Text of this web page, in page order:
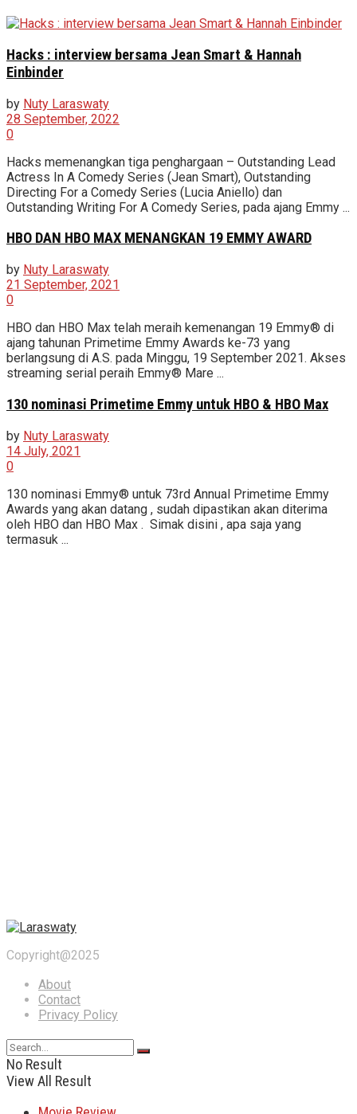
Hacks : interview bersama Jean Smart & Hannah
Einbinder
by Nuty Laraswaty
28 September, 2022
0
Hacks memenangkan tiga penghargaan – Outstanding Lead
Actress In A Comedy Series (Jean Smart), Outstanding
Directing For a Comedy Series (Lucia Aniello) dan
Outstanding Writing For A Comedy Series, pada ajang Emmy ...
HBO DAN HBO MAX MENANGKAN 19 EMMY AWARD
by Nuty Laraswaty
21 September, 2021
0
HBO dan HBO Max telah meraih kemenangan 19 Emmy® di
ajang tahunan Primetime Emmy Awards ke-73 yang
berlangsung di A.S. pada Minggu, 19 September 2021. Akses
streaming serial peraih Emmy® Mare ...
130 nominasi Primetime Emmy untuk HBO & HBO Max
by Nuty Laraswaty
14 July, 2021
0
130 nominasi Emmy® untuk 73rd Annual Primetime Emmy
Awards yang akan datang , sudah dipastikan akan diterima
oleh HBO dan HBO Max . Simak disini , apa saja yang
termasuk ...
Copyright@2025
About
Contact
Privacy Policy
No Result
View All Result